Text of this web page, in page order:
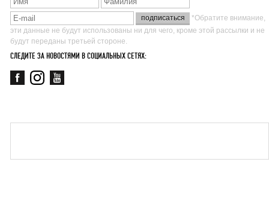
*Обратите внимание,
эти данные не будут использованы ни для чего, кроме этой рассылки и не
будут переданы третьей стороне.
СЛЕДИТЕ ЗА НОВОСТЯМИ В СОЦИАЛЬНЫХ СЕТЯХ: